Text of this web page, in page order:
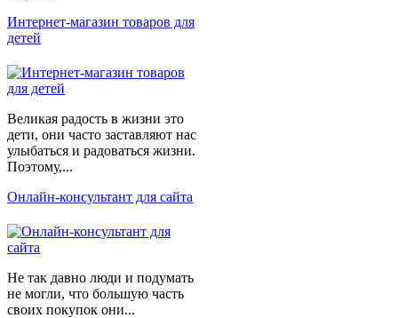
Интернет-магазин товаров для
детей
Великая радость в жизни это
дети, они часто заставляют нас
улыбаться и радоваться жизни.
Поэтому,...
Онлайн-консультант для сайта
Не так давно люди и подумать
не могли, что большую часть
своих покупок они...